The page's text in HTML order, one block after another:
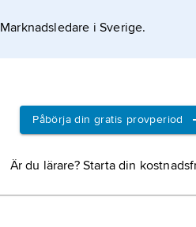
Marknadsledare i Sverige.
Påbörja din gratis provperiod
Är du lärare? Starta din